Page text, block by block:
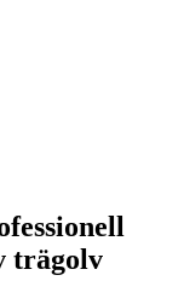
trägolv